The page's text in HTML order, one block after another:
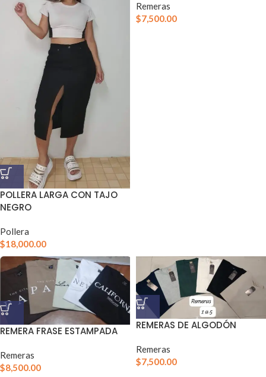
POLLERA LARGA CON TAJO
NEGRO
Pollera
$18,000.00
Remeras
$7,500.00
REMERA FRASE ESTAMPADA
Remeras
$8,500.00
REMERAS DE ALGODÓN
Remeras
$7,500.00